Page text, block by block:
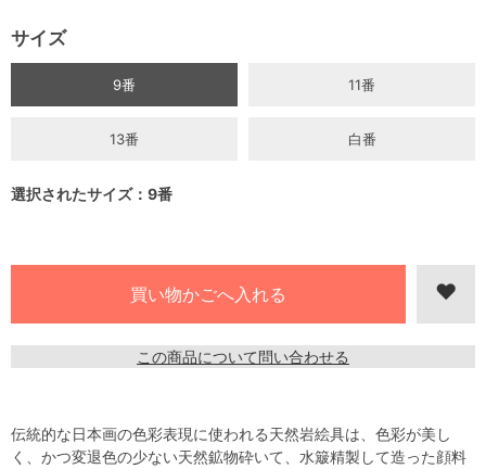
サイズ
9番 11番
13番 白番
選択されたサイズ：9番
この商品について問い合わせる
伝統的な日本画の色彩表現に使われる天然岩絵具は、色彩が美し
く、かつ変退色の少ない天然鉱物砕いて、水簸精製して造った顔料